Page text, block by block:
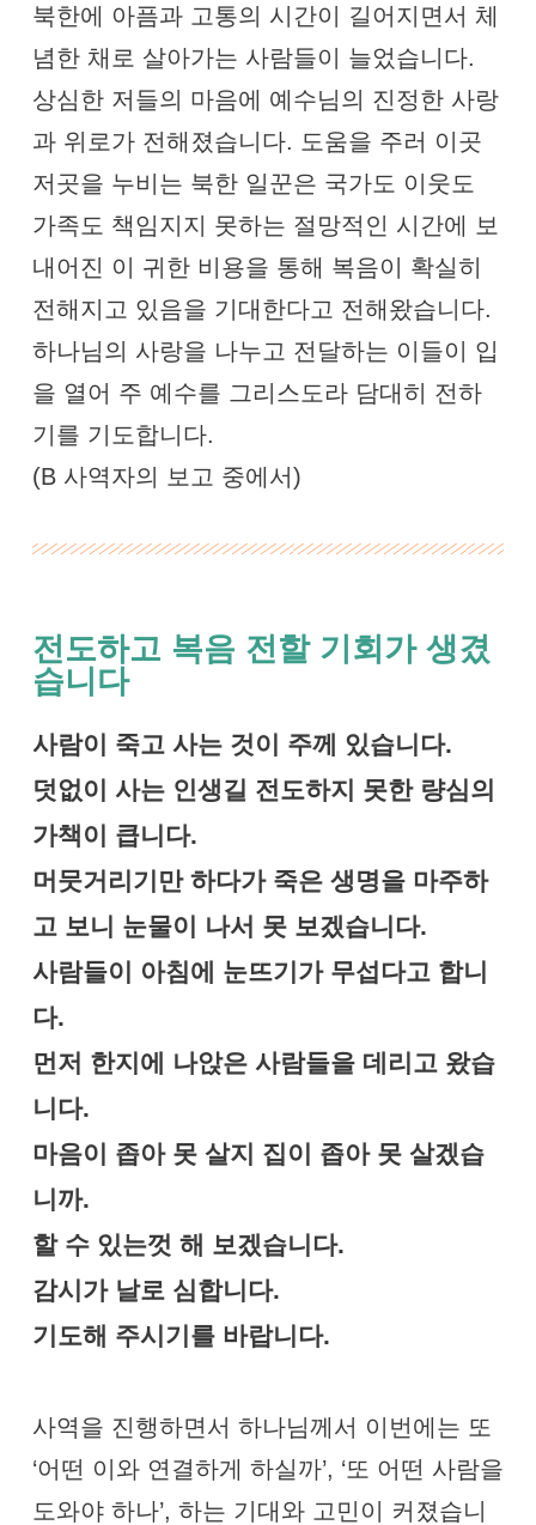
북한에 아픔과 고통의 시간이 길어지면서 체
념한 채로 살아가는 사람들이 늘었습니다.
상심한 저들의 마음에 예수님의 진정한 사랑
과 위로가 전해졌습니다. 도움을 주러 이곳
저곳을 누비는 북한 일꾼은 국가도 이웃도
가족도 책임지지 못하는 절망적인 시간에 보
내어진 이 귀한 비용을 통해 복음이 확실히
전해지고 있음을 기대한다고 전해왔습니다.
하나님의 사랑을 나누고 전달하는 이들이 입
을 열어 주 예수를 그리스도라 담대히 전하
기를 기도합니다.
(B 사역자의 보고 중에서)
전도하고 복음 전할 기회가 생겼
습니다
사람이 죽고 사는 것이 주께 있습니다.
덧없이 사는 인생길 전도하지 못한 량심의
가책이 큽니다.
머뭇거리기만 하다가 죽은 생명을 마주하
고 보니 눈물이 나서 못 보겠습니다.
사람들이 아침에 눈뜨기가 무섭다고 합니
다.
먼저 한지에 나앉은 사람들을 데리고 왔습
니다.
마음이 좁아 못 살지 집이 좁아 못 살겠습
니까.
할 수 있는껏 해 보겠습니다.
감시가 날로 심합니다.
기도해 주시기를 바랍니다.
사역을 진행하면서 하나님께서 이번에는 또
‘어떤 이와 연결하게 하실까’, ‘또 어떤 사람을
도와야 하나’, 하는 기대와 고민이 커졌습니